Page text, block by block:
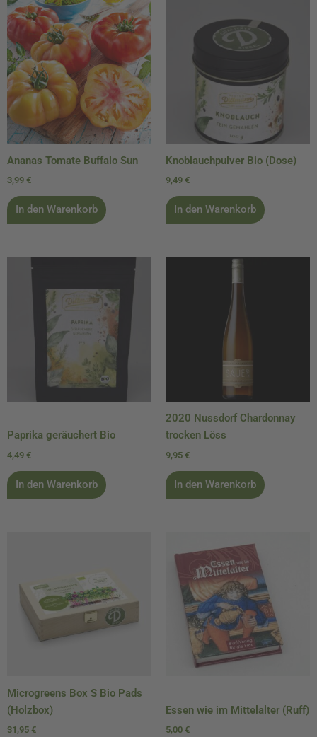
Ananas Tomate Buffalo Sun
3,99 €
In den Warenkorb
Knoblauchpulver Bio (Dose)
9,49 €
In den Warenkorb
Paprika geräuchert Bio
4,49 €
In den Warenkorb
2020 Nussdorf Chardonnay
trocken Löss
9,95 €
In den Warenkorb
Microgreens Box S Bio Pads
(Holzbox)
31,95 €
Essen wie im Mittelalter (Ruff)
5,00 €